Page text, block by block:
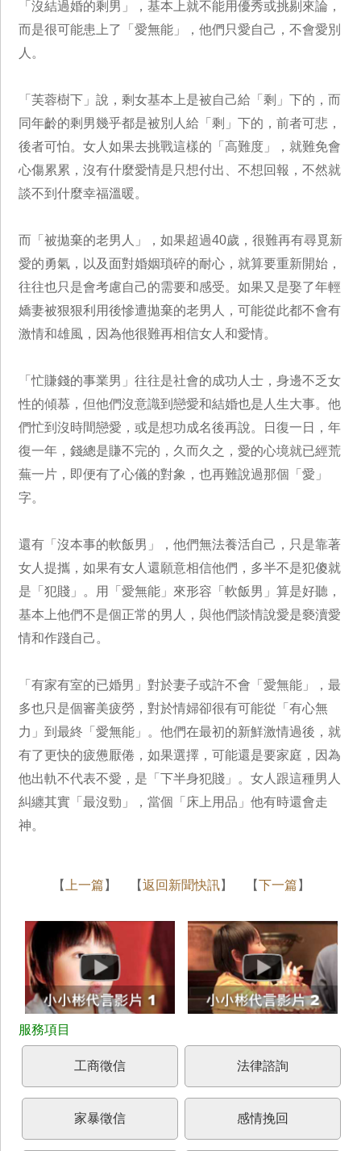
「沒結過婚的剩男」，基本上就不能用優秀或挑剔來論，
而是很可能患上了「愛無能」，他們只愛自己，不會愛別
人。
「芙蓉樹下」說，剩女基本上是被自己給「剩」下的，而
同年齡的剩男幾乎都是被別人給「剩」下的，前者可悲，
後者可怕。女人如果去挑戰這樣的「高難度」，就難免會
心傷累累，沒有什麼愛情是只想付出、不想回報，不然就
談不到什麼幸福溫暖。
而「被拋棄的老男人」，如果超過40歲，很難再有尋覓新
愛的勇氣，以及面對婚姻瑣碎的耐心，就算要重新開始，
往往也只是會考慮自己的需要和感受。如果又是娶了年輕
嬌妻被狠狠利用後慘遭拋棄的老男人，可能從此都不會有
激情和雄風，因為他很難再相信女人和愛情。
「忙賺錢的事業男」往往是社會的成功人士，身邊不乏女
性的傾慕，但他們沒意識到戀愛和結婚也是人生大事。他
們忙到沒時間戀愛，或是想功成名後再說。日復一日，年
復一年，錢總是賺不完的，久而久之，愛的心境就已經荒
蕪一片，即便有了心儀的對象，也再難說過那個「愛」
字。
還有「沒本事的軟飯男」，他們無法養活自己，只是靠著
女人提攜，如果有女人還願意相信他們，多半不是犯傻就
是「犯賤」。用「愛無能」來形容「軟飯男」算是好聽，
基本上他們不是個正常的男人，與他們談情說愛是褻瀆愛
情和作踐自己。
「有家有室的已婚男」對於妻子或許不會「愛無能」，最
多也只是個審美疲勞，對於情婦卻很有可能從「有心無
力」到最終「愛無能」。他們在最初的新鮮激情過後，就
有了更快的疲憊厭倦，如果選擇，可能還是要家庭，因為
他出軌不代表不愛，是「下半身犯賤」。女人跟這種男人
糾纏其實「最沒勁」，當個「床上用品」他有時還會走
神。
【 上一篇 】 【返回新聞快訊】 【下一篇 】
工商徵信 法律諮詢
家暴徵信 感情挽回